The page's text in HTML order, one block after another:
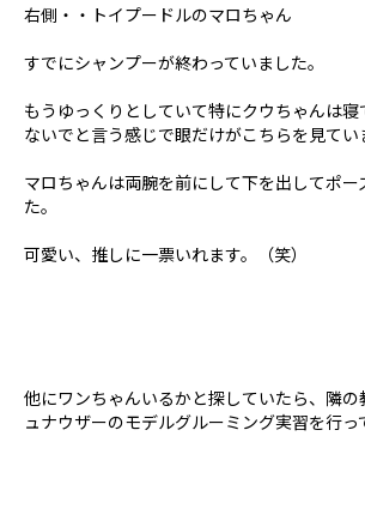
右側・・トイプードルのマロちゃん
すでにシャンプーが終わっていました。
もうゆっくりとしていて特にクウちゃんは
ないでと言う感じで眼だけがこちらを見てい
マロちゃんは両腕を前にして下を出してポー
た。
可愛い、推しに一票いれます。（笑）
他にワンちゃんいるかと探していたら、隣の
ュナウザーのモデルグルーミング実習を行っ